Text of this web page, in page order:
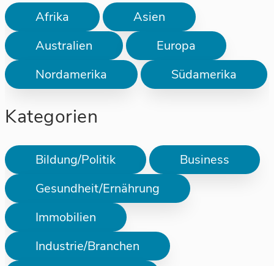
Afrika
Asien
Australien
Europa
Nordamerika
Südamerika
Kategorien
Bildung/Politik
Business
Gesundheit/Ernährung
Immobilien
Industrie/Branchen